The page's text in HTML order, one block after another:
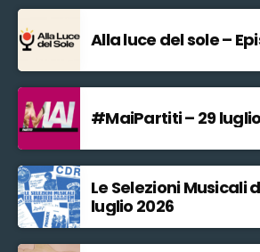
Alla luce del sole –
#MaiPartiti – 29
Le Selezioni Musicali
luglio 2026